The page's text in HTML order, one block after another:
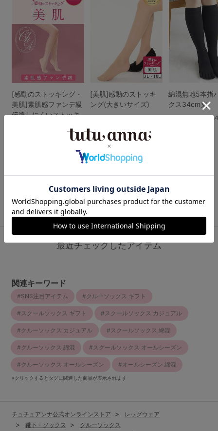
[感動のストッキング・
美肌]素肌感ファンデ級
伝線しにくいストッキ
[美肌]感動のストッキ
ング(大きいサイズ)
4.6
（20件）
￥1,210 (税込)
綿混無地5本指
クス34cm丈
4.4
もっと見る
最近チェックしたアイテム
関連キーワード
SNS注目アイテム クルーソックス ギフト
スクールソックス ギフト スクールソックス カジュアル
クルーソックス カジュアル スクールソックス 綿混
クルーソックス 綿混 スクールソックス オールシーズン
クルーソックス オールシーズン オールシーズン 綿混
※クリックするとタグに関連した商品が表示されます
チュチュアンナ公式オンラインストア
レッグウェア
靴下・ソックス
クルーソックス